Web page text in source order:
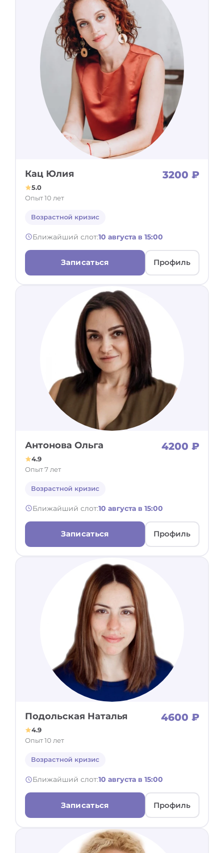
Кац Юлия 3200 ₽
5.0
Опыт 10 лет
Возрастной кризис
Ближайший слот:10 августа в 15:00
Записаться Профиль
Антонова Ольга 4200 ₽
4.9
Опыт 7 лет
Возрастной кризис
Ближайший слот:10 августа в 15:00
Записаться Профиль
Подольская Наталья 4600 ₽
4.9
Опыт 10 лет
Возрастной кризис
Ближайший слот:10 августа в 15:00
Записаться Профиль